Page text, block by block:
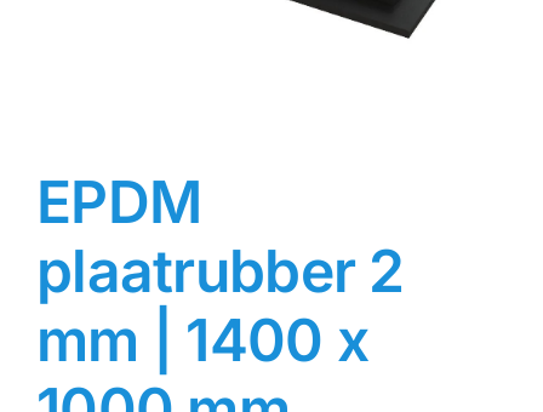
Winkelmand
EPDM
plaatrubber 2
mm | 1400 x